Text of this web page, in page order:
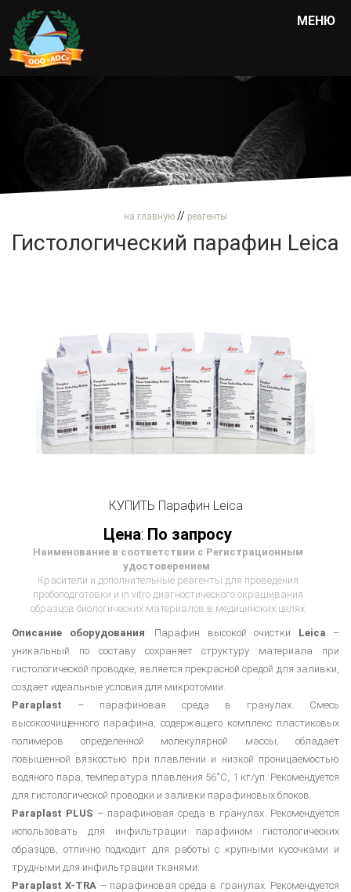
МЕНЮ
на главную // реагенты
Гистологический парафин Leica
КУПИТЬ Парафин Leica
Цена: По запросу
Наименование в соответствии с Регистрационным
удостоверением:
Красители и дополнительные реагенты для проведения
пробоподготовки и in vitro диагностического окрашивания
образцов биологических материалов в медицинских целях
Описание оборудования: Парафин высокой очистки Leica –
уникальный по составу сохраняет структуру материала при
гистологической проводке, является прекрасной средой для заливки,
создает идеальные условия для микротомии.
Paraplast – парафиновая среда в гранулах. Смесь
высокоочищенного парафина, содержащего комплекс пластиковых
полимеров определенной молекулярной массы, обладает
повышенной вязкостью при плавлении и низкой проницаемостью
водяного пара, температура плавления 56˚С, 1 кг/уп. Рекомендуется
для гистологической проводки и заливки парафиновых блоков.
Paraplast PLUS – парафиновая среда в гранулах. Рекомендуется
использовать для инфильтрации парафином гистологических
образцов, отлично подходит для работы с крупными кусочками и
трудными для инфильтрации тканями.
Paraplast X-TRA – парафиновая среда в гранулах. Рекомендуется